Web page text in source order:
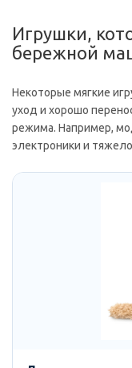
Игрушки,
бережной
Некоторые мягкие
уход и хорошо
режима. Например,
электроники и